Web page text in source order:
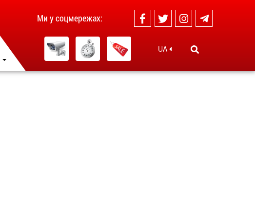
Ми у соцмережах:
UA